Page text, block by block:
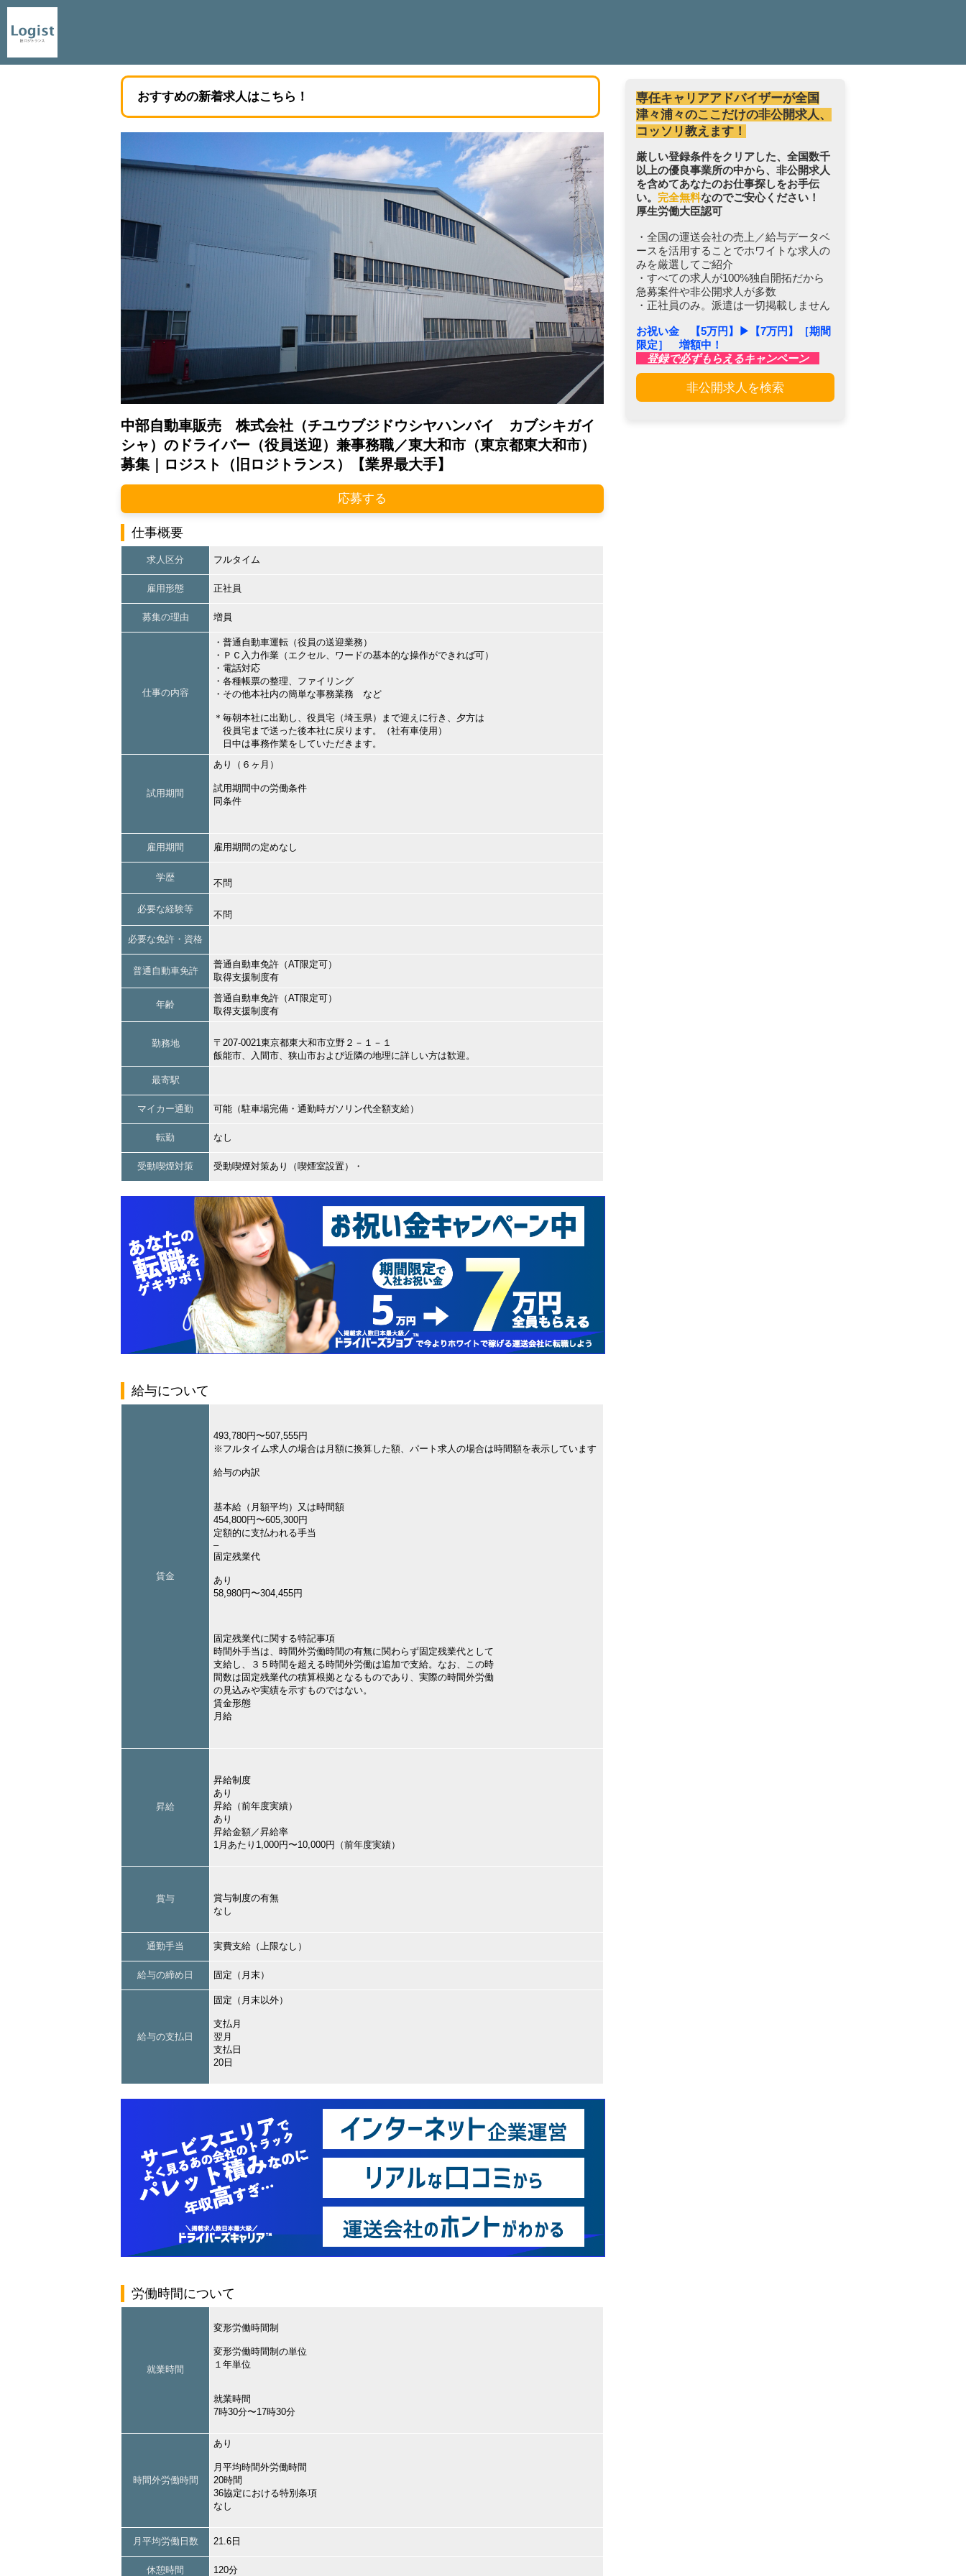
おすすめの新着求人はこちら！
中部自動車販売 株式会社（チユウブジドウシヤハンバイ カブシキガイ
シャ）のドライバー（役員送迎）兼事務職／東大和市（東京都東大和市）
募集｜ロジスト（旧ロジトランス）【業界最大手】
応募する
仕事概要
求人区分 フルタイム
雇用形態 正社員
募集の理由 増員
仕事の内容
・普通自動車運転（役員の送迎業務）
・ＰＣ入力作業（エクセル、ワードの基本的な操作ができれば可）
・電話対応
・各種帳票の整理、ファイリング
・その他本社内の簡単な事務業務 など
＊毎朝本社に出勤し、役員宅（埼玉県）まで迎えに行き、夕方は
役員宅まで送った後本社に戻ります。（社有車使用）
日中は事務作業をしていただきます。
試用期間
あり（６ヶ月）
試用期間中の労働条件
同条件
雇用期間 雇用期間の定めなし
学歴
不問
必要な経験等
不問
必要な免許・資格
普通自動車免許
普通自動車免許（AT限定可）
取得支援制度有
年齢
普通自動車免許（AT限定可）
取得支援制度有
勤務地
〒207-0021東京都東大和市立野２－１－１
飯能市、入間市、狭山市および近隣の地理に詳しい方は歓迎。
最寄駅
マイカー通勤 可能（駐車場完備・通勤時ガソリン代全額支給）
転勤 なし
受動喫煙対策 受動喫煙対策あり（喫煙室設置）・
給与について
賃金
493,780円〜507,555円
※フルタイム求人の場合は月額に換算した額、パート求人の場合は時間額を表示しています
給与の内訳
基本給（月額平均）又は時間額
454,800円〜605,300円
定額的に支払われる手当
–
固定残業代
あり
58,980円〜304,455円
固定残業代に関する特記事項
時間外手当は、時間外労働時間の有無に関わらず固定残業代として
支給し、３５時間を超える時間外労働は追加で支給。なお、この時
間数は固定残業代の積算根拠となるものであり、実際の時間外労働
の見込みや実績を示すものではない。
賃金形態
月給
昇給
昇給制度
あり
昇給（前年度実績）
あり
昇給金額／昇給率
1月あたり1,000円〜10,000円（前年度実績）
賞与
賞与制度の有無
なし
通勤手当 実費支給（上限なし）
給与の締め日 固定（月末）
給与の支払日
固定（月末以外）
支払月
翌月
支払日
20日
労働時間について
就業時間
変形労働時間制
変形労働時間制の単位
１年単位
就業時間
7時30分〜17時30分
時間外労働時間
あり
月平均時間外労働時間
20時間
36協定における特別条項
なし
月平均労働日数 21.6日
休憩時間 120分
専任キャリアアドバイザーが全国
津々浦々のここだけの非公開求人、
コッソリ教えます！
厳しい登録条件をクリアした、全国数千
以上の優良事業所の中から、非公開求人
を含めてあなたのお仕事探しをお手伝
い。 完全無料なのでご安心ください！
厚生労働大臣認可
・全国の運送会社の売上／給与データベ
ースを活用することでホワイトな求人の
みを厳選してご紹介
・すべての求人が100%独自開拓だから
急募案件や非公開求人が多数
・正社員のみ。派遣は一切掲載しません
お祝い金 【5万円】▶︎【7万円】［期間
限定］ 増額中！
登録で必ずもらえるキャンペーン
非公開求人を検索